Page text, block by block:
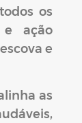
os
e ação
e
as